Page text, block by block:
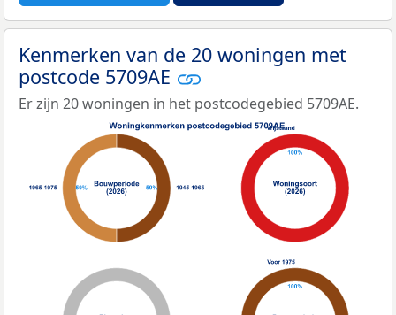
Kenmerken van de 20 woningen met
postcode 5709AE
Er zijn 20 woningen in het postcodegebied 5709AE.